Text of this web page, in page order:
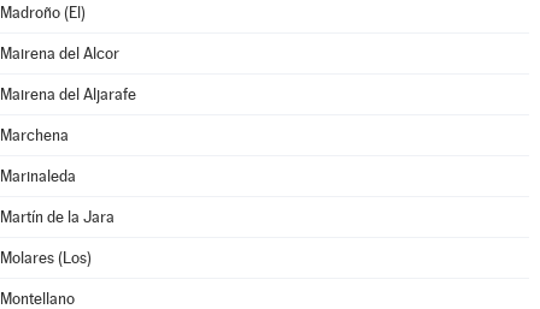
Madroño (El)
Mairena del Alcor
Mairena del Aljarafe
Marchena
Marinaleda
Martín de la Jara
Molares (Los)
Montellano